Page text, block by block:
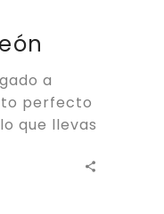
a
perfecto
que llevas